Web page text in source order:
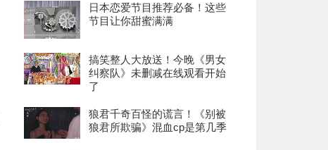
日本恋爱节目推荐必备！这些
节目让你甜蜜满满
搞笑整人大放送！今晚《男女
纠察队》未删减在线观看开始
了
狼君千奇百怪的谎言！《别被
狼君所欺骗》混血cp是第几季